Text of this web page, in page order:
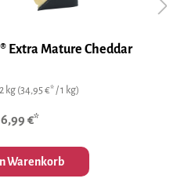
Extra Mature Cheddar
kg (34,95 €* / 1 kg)
6,99 €*
Warenkorb